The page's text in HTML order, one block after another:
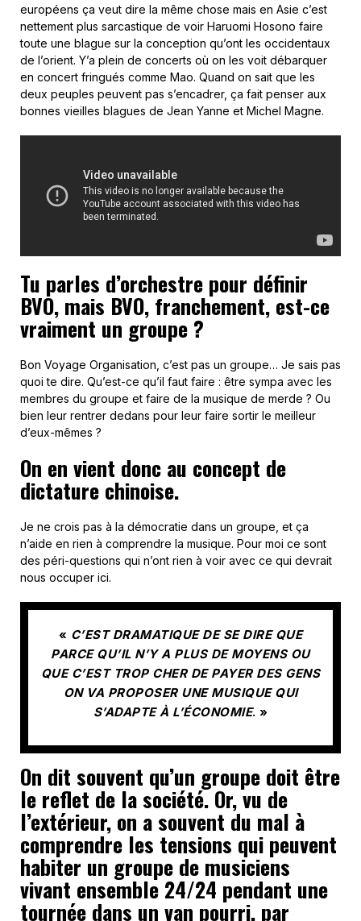
européens ça veut dire la même chose mais en Asie c’est
nettement plus sarcastique de voir Haruomi Hosono faire
toute une blague sur la conception qu’ont les occidentaux
de l’orient. Y’a plein de concerts où on les voit débarquer
en concert fringués comme Mao. Quand on sait que les
deux peuples peuvent pas s’encadrer, ça fait penser aux
bonnes vieilles blagues de Jean Yanne et Michel Magne.
Tu parles d’orchestre pour définir
BVO, mais BVO, franchement, est-ce
vraiment un groupe ?
Bon Voyage Organisation, c’est pas un groupe… Je sais pas
quoi te dire. Qu’est-ce qu’il faut faire : être sympa avec les
membres du groupe et faire de la musique de merde ? Ou
bien leur rentrer dedans pour leur faire sortir le meilleur
d’eux-mêmes ?
On en vient donc au concept de
dictature chinoise.
Je ne crois pas à la démocratie dans un groupe, et ça
n’aide en rien à comprendre la musique. Pour moi ce sont
des péri-questions qui n’ont rien à voir avec ce qui devrait
nous occuper ici.
« C’EST DRAMATIQUE DE SE DIRE QUE
PARCE QU’IL N’Y A PLUS DE MOYENS OU
QUE C’EST TROP CHER DE PAYER DES GENS
ON VA PROPOSER UNE MUSIQUE QUI
S’ADAPTE À L’ÉCONOMIE. »
On dit souvent qu’un groupe doit être
le reflet de la société. Or, vu de
l’extérieur, on a souvent du mal à
comprendre les tensions qui peuvent
habiter un groupe de musiciens
vivant ensemble 24/24 pendant une
tournée dans un van pourri, par